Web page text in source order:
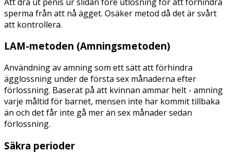
sperma från att nå ägget. Osäker metod då det är svårt
att kontrollera.
LAM-metoden (Amningsmetoden)
Användning av amning som ett sätt att förhindra
ägglossning under de första sex månaderna efter
förlossning. Baserat på att kvinnan ammar helt - amning
varje måltid för barnet, mensen inte har kommit tillbaka
än och det får inte gå mer än sex månader sedan
förlossning.
Säkra perioder